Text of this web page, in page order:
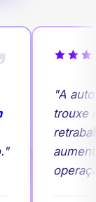
"A
trouxe